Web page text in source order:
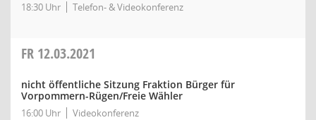
18:30 Uhr Telefon- & Videokonferenz
FR 12.03.2021
nicht öffentliche Sitzung Fraktion Bürger für
Vorpommern-Rügen/Freie Wähler
16:00 Uhr Videokonferenz